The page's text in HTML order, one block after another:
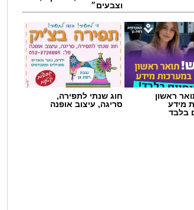
בהורות. לא כטכניקה, אלא כתפיסת עולם
וצבעים״
ראשון
מידע
בלבד
חוג שנתי לתפירה,
סריגה, עיצוב אופנה